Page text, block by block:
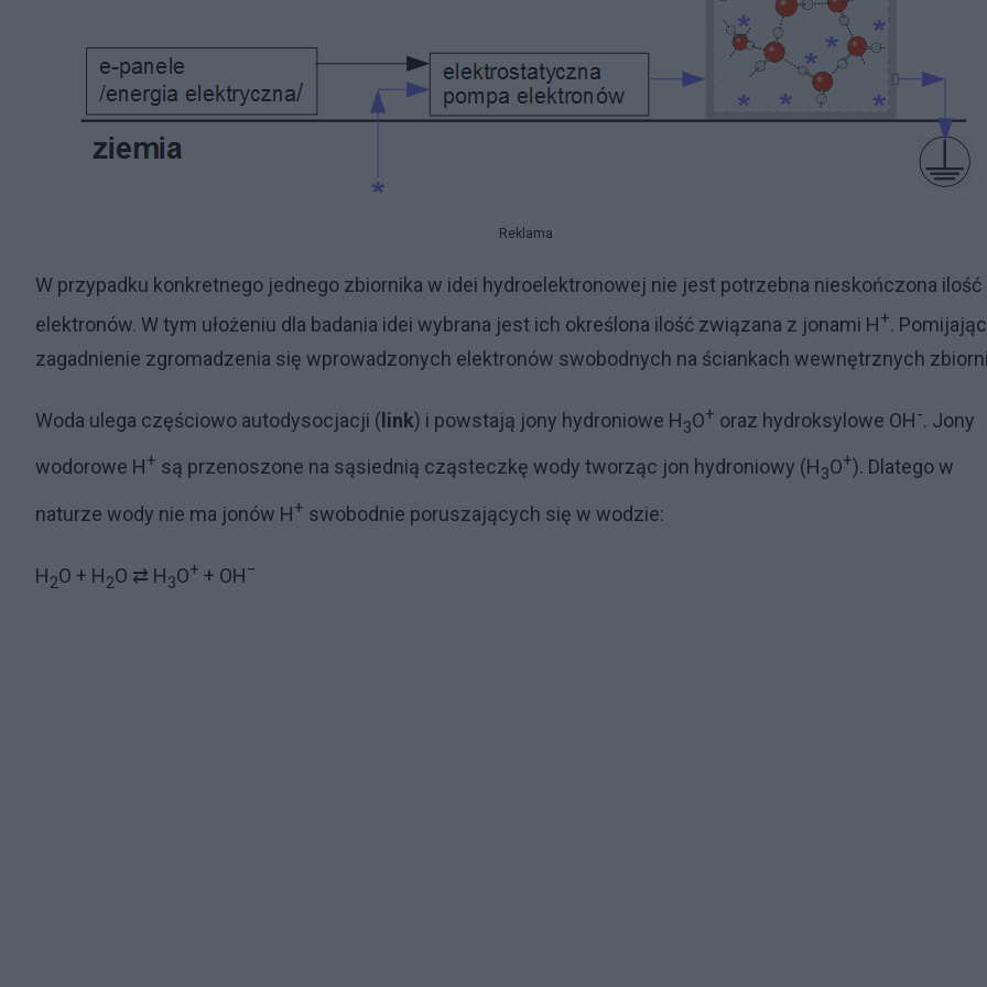
Reklama
W przypadku konkretnego jednego zbiornika w idei hydroelektronowej nie jest potrzebna nieskończona ilość
elektronów. W tym ułożeniu dla badania idei wybrana jest ich określona ilość związana z jonami H+. Pomijając
zagadnienie zgromadzenia się wprowadzonych elektronów swobodnych na ściankach wewnętrznych
Woda ulega częściowo autodysocjacji (link) i powstają jony hydroniowe H3O+ oraz hydroksylowe OH-. Jony
wodorowe H+ są przenoszone na sąsiednią cząsteczkę wody tworząc jon hydroniowy (H3O+). Dlatego w
naturze wody nie ma jonów H‍+ swobodnie poruszających się w wodzie:
H2O + H2O ⇄ H3O+ + OH−